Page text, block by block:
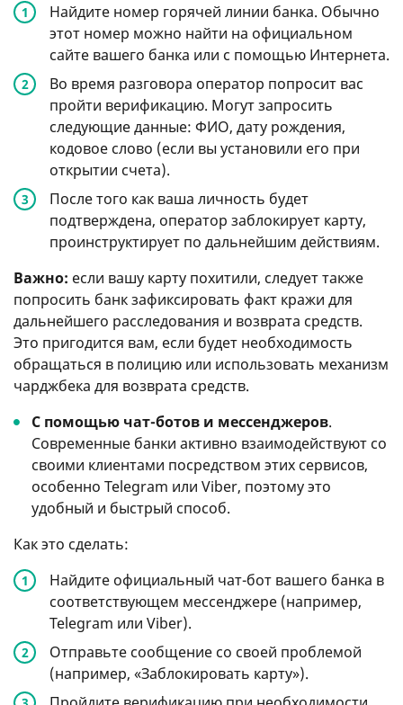
Найдите номер горячей линии банка. Обычно
этот номер можно найти на официальном
сайте вашего банка или с помощью Интернета.
Во время разговора оператор попросит вас
пройти верификацию. Могут запросить
следующие данные: ФИО, дату рождения,
кодовое слово (если вы установили его при
открытии счета).
После того как ваша личность будет
подтверждена, оператор заблокирует карту,
проинструктирует по дальнейшим действиям.
Важно: если вашу карту похитили, следует также
попросить банк зафиксировать факт кражи для
дальнейшего расследования и возврата средств.
Это пригодится вам, если будет необходимость
обращаться в полицию или использовать механизм
чарджбека для возврата средств.
С помощью чат-ботов и мессенджеров.
Современные банки активно взаимодействуют со
своими клиентами посредством этих сервисов,
особенно Telegram или Viber, поэтому это
удобный и быстрый способ.
Как это сделать:
Найдите официальный чат-бот вашего банка в
соответствующем мессенджере (например,
Telegram или Viber).
Отправьте сообщение со своей проблемой
(например, «Заблокировать карту»).